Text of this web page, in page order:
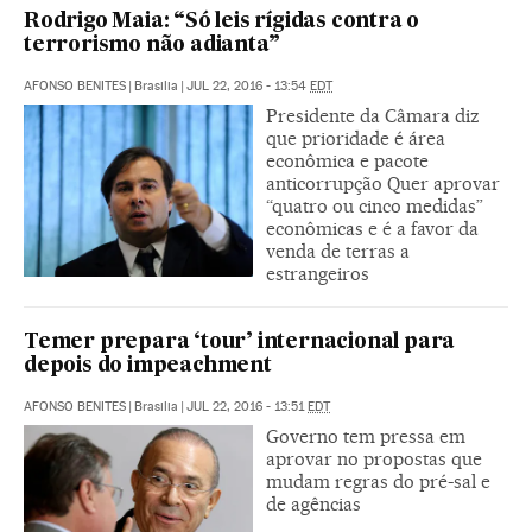
Rodrigo Maia: “Só leis rígidas contra o
terrorismo não adianta”
AFONSO BENITES | Brasilia | JUL 22, 2016 - 13:54 EDT
Presidente da Câmara diz
que prioridade é área
econômica e pacote
anticorrupção Quer aprovar
“quatro ou cinco medidas”
econômicas e é a favor da
venda de terras a
estrangeiros
Temer prepara ‘tour’ internacional para
depois do impeachment
AFONSO BENITES | Brasilia | JUL 22, 2016 - 13:51EDT
Governo tem pressa em
aprovar no propostas que
mudam regras do pré-sal e
de agências